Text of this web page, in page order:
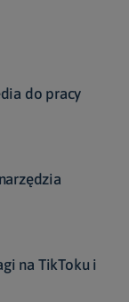
do pracy
na TikToku i